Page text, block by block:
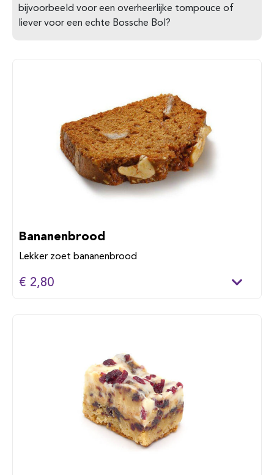
bijvoorbeeld voor een overheerlijke tompouce of
liever voor een echte Bossche Bol?
Bananenbrood
Lekker zoet bananenbrood
€ 2,80